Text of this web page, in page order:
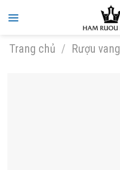
Trang chủ / Rượu vang